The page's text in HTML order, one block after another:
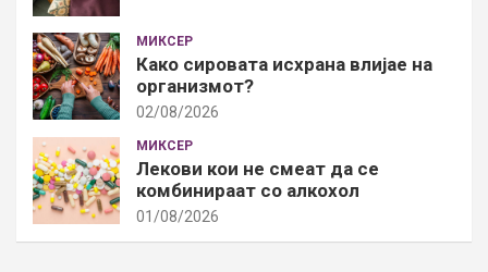
МИКСЕР
Како сировата исхрана влијае на
организмот?
02/08/2026
МИКСЕР
Лекови кои не смеат да се
комбинираат со алкохол
01/08/2026